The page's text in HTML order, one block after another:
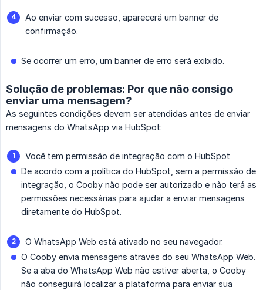
Ao enviar com sucesso, aparecerá um banner de
confirmação.
Se ocorrer um erro, um banner de erro será exibido.
Solução de problemas: Por que não consigo
enviar uma mensagem?
As seguintes condições devem ser atendidas antes de enviar
mensagens do WhatsApp via HubSpot:
Você tem permissão de integração com o HubSpot
De acordo com a política do HubSpot, sem a permissão de
integração, o Cooby não pode ser autorizado e não terá as
permissões necessárias para ajudar a enviar mensagens
diretamente do HubSpot.
O WhatsApp Web está ativado no seu navegador.
O Cooby envia mensagens através do seu WhatsApp Web.
Se a aba do WhatsApp Web não estiver aberta, o Cooby
não conseguirá localizar a plataforma para enviar sua